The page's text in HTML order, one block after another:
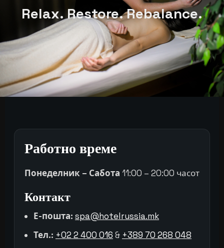
Relax. Restore. Rebalance.
Работно време
Понеделник – Сабота 11:00 – 20:00 часот
Контакт
Е-пошта: spa@hotelrussia.mk
Тел.: +02 2 400 016 & +389 70 268 048